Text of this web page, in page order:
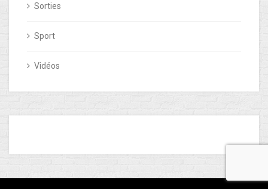
Sorties
Sport
Vidéos